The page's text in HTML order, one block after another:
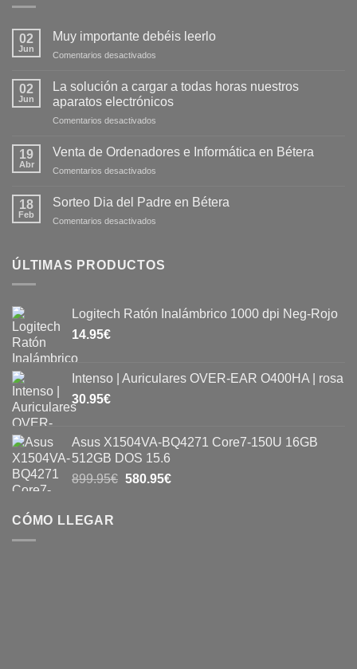
02
Jun
Muy importante debéis leerlo
Comentarios desactivados
02
Jun
La solución a cargar a todas horas nuestros
aparatos electrónicos
Comentarios desactivados
19
Abr
Venta de Ordenadores e Informática en Bétera
Comentarios desactivados
18
Feb
Sorteo Dia del Padre en Bétera
Comentarios desactivados
ÚLTIMAS PRODUCTOS
Logitech Ratón Inalámbrico 1000 dpi Neg-Rojo
14.95€
Intenso | Auriculares OVER-EAR O400HA | rosa
30.95€
Asus X1504VA-BQ4271 Core7-150U 16GB
512GB DOS 15.6
899.95€ 580.95€
CÓMO LLEGAR